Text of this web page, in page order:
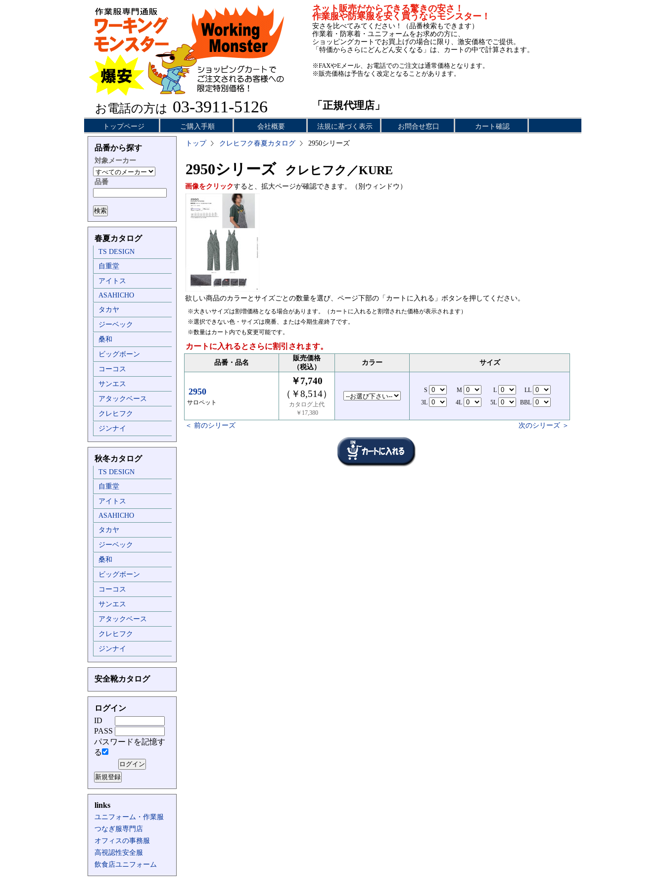
お電話の方は 03-3911-5126
ネット販売だからできる驚きの安さ！
作業服や防寒服を安く買うならモンスター！
安さを比べてみてください！（品番検索もできます）
作業着・防寒着・ユニフォームをお求めの方に、
ショッピングカートでお買上げの場合に限り、激安価格でご提供。
「特価からさらにどんどん安くなる」は、カートの中で計算されます。
※FAXやEメール、お電話でのご注文は通常価格となります。
※販売価格は予告なく改定となることがあります。
「正規代理店」
トップページ ご購入手順 会社概要 法規に基づく表示 お問合せ窓口 カート確認
品番から探す
対象メーカー
品番
春夏カタログ
TS DESIGN
自重堂
アイトス
ASAHICHO
タカヤ
ジーベック
桑和
ビッグボーン
コーコス
サンエス
アタックベース
クレヒフク
ジンナイ
秋冬カタログ
TS DESIGN
自重堂
アイトス
ASAHICHO
タカヤ
ジーベック
桑和
ビッグボーン
コーコス
サンエス
アタックベース
クレヒフク
ジンナイ
安全靴カタログ
ログイン
ID
PASS
パスワードを記憶す
る
links
ユニフォーム・作業服
つなぎ服専門店
オフィスの事務服
高視認性安全服
飲食店ユニフォーム
トップ クレヒフク春夏カタログ 2950シリーズ
2950シリーズ クレヒフク／KURE
画像をクリックすると、拡大ページが確認できます。（別ウィンドウ）
欲しい商品のカラーとサイズごとの数量を選び、ページ下部の「カートに入れる」ボタンを押してください。
※大きいサイズは割増価格となる場合があります。（カートに入れると割増された価格が表示されます）
※選択できない色・サイズは廃番、または今期生産終了です。
※数量はカート内でも変更可能です。
カートに入れるとさらに割引されます。
品番・品名
販売価格
（税込）
カラー サイズ
2950
サロペット
￥7,740
（￥8,514）
カタログ上代
￥17,380
S M L
LL
3L
4L 5L BBL
＜ 前のシリーズ 次のシリーズ ＞